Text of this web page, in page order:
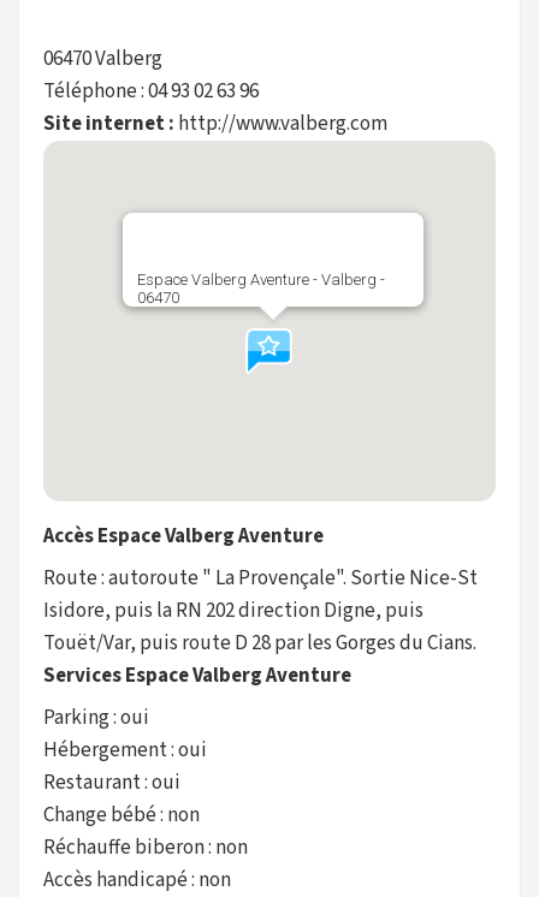
06470 Valberg
Téléphone : 04 93 02 63 96
Site internet : http://www.valberg.com
Espace Valberg Aventure - Valberg -
06470
Accès Espace Valberg Aventure
Route : autoroute " La Provençale". Sortie Nice-St
Isidore, puis la RN 202 direction Digne, puis
Touët/Var, puis route D 28 par les Gorges du Cians.
Services Espace Valberg Aventure
Parking : oui
Hébergement : oui
Restaurant : oui
Change bébé : non
Réchauffe biberon : non
Accès handicapé : non